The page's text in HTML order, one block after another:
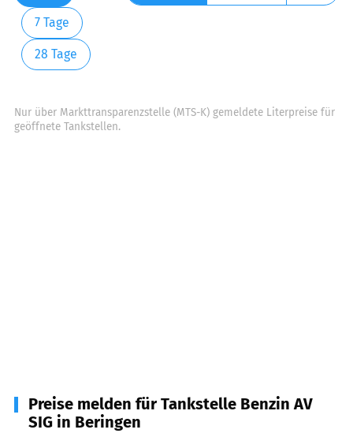
7 Tage
28 Tage
Nur über Markttransparenzstelle (MTS-K) gemeldete Literpreise für
geöffnete Tankstellen.
Preise melden für Tankstelle Benzin AV
SIG in Beringen